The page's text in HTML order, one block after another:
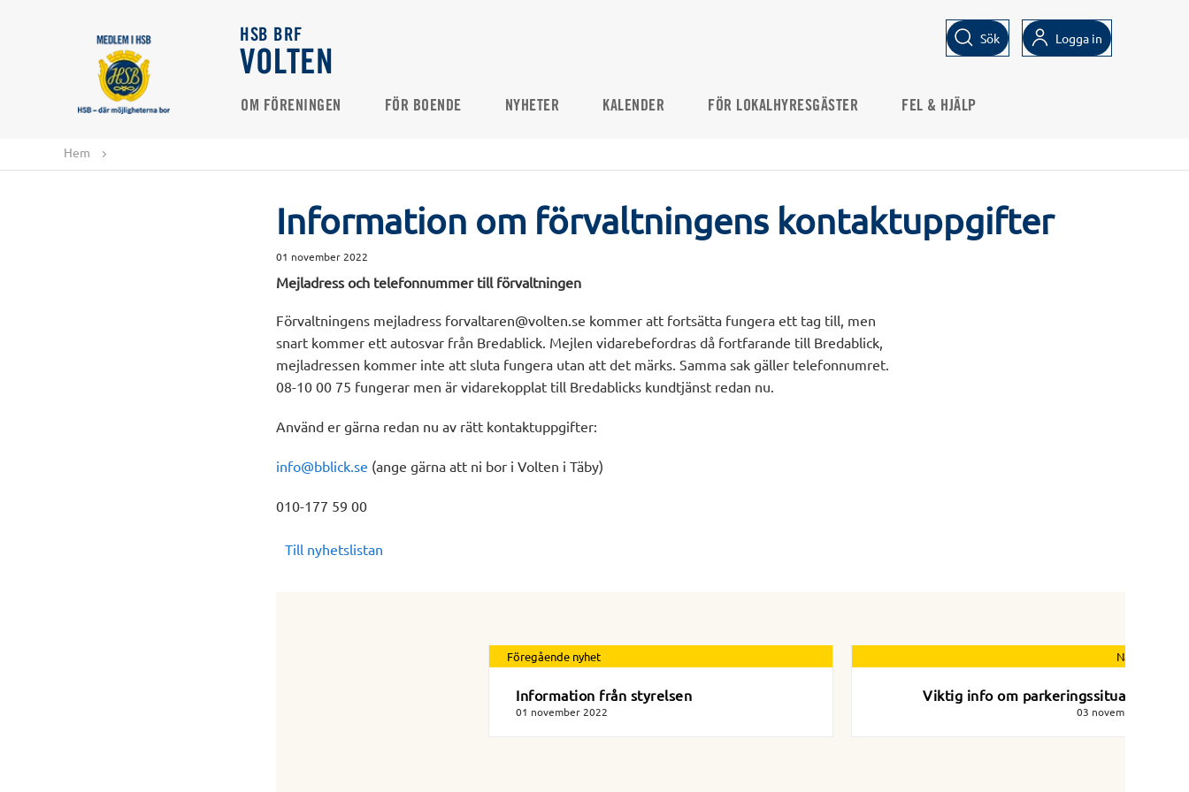
HSB BRF
VOLTEN
Sök Logga in
OM FÖRENINGEN FÖR BOENDE NYHETER KALENDER FÖR LOKALHYRESGÄSTER FEL & HJÄLP
Hem
Information om förvaltningens kontaktuppgifter
01 november 2022
Mejladress och telefonnummer till förvaltningen
Förvaltningens mejladress forvaltaren@volten.se kommer att fortsätta fungera ett tag till, men
snart kommer ett autosvar från Bredablick. Mejlen vidarebefordras då fortfarande till Bredablick,
mejladressen kommer inte att sluta fungera utan att det märks. Samma sak gäller telefonnumret.
08-10 00 75 fungerar men är vidarekopplat till Bredablicks kundtjänst redan nu.
Använd er gärna redan nu av rätt kontaktuppgifter:
info@bblick.se (ange gärna att ni bor i Volten i Täby)
010-177 59 00
Till nyhetslistan
Föregående nyhet
Information från styrelsen
01 november 2022
Nästa nyhet
Viktig info om parkeringssituationen
03 november 2022